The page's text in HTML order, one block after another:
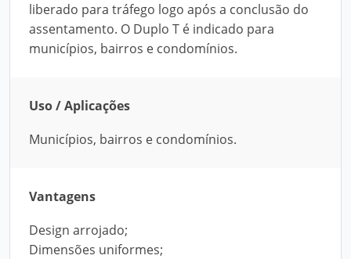
liberado para tráfego logo após a conclusão do
assentamento. O Duplo T é indicado para
municípios, bairros e condomínios.
Uso / Aplicações
Municípios, bairros e condomínios.
Vantagens
Design arrojado;
Dimensões uniformes;